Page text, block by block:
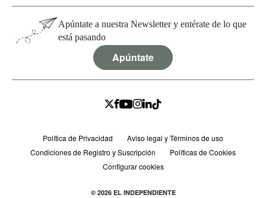
Apúntate a nuestra Newsletter y entérate de lo que
está pasando
Apúntate
Política de Privacidad
Aviso legal y Términos de uso
Condiciones de Registro y Suscripción
Políticas de Cookies
Configurar cookies
© 2026 EL INDEPENDIENTE